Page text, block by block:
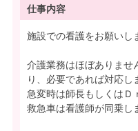
仕事内容
施設での看護をお願いし
介護業務はほぼありませ
り、必要であれば対応し
急変時は師長もしくはＤ
救急車は看護師が同乗し